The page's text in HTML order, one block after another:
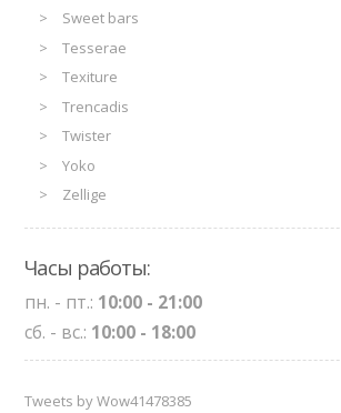
Sweet bars
Tesserae
Texiture
Trencadis
Twister
Yoko
Zellige
Часы работы:
пн. - пт.: 10:00 - 21:00
сб. - вс.: 10:00 - 18:00
Tweets by Wow41478385